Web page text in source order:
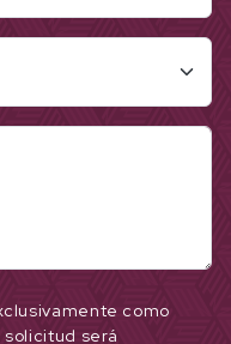
será
configurada por la